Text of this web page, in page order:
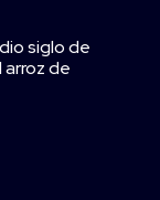
siglo de
de